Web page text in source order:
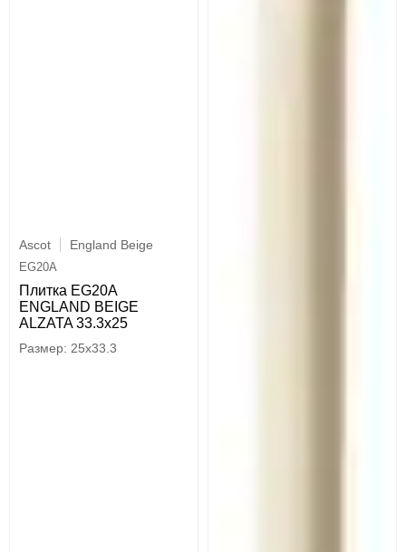
Ascot England Beige
EG20A
Плитка EG20A
ENGLAND BEIGE
ALZATA 33.3x25
25x33.3